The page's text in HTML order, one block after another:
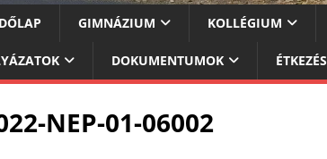
GIMNÁZIUM KOLLÉGIUM
DOKUMENTUMOK ÉTKEZÉS
NEP-01-06002